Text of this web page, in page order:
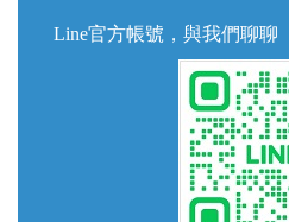
Line官方帳號，與我們聊聊